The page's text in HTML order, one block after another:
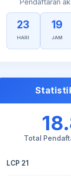
Pendaftaran
23
HARI
19
JAM
Total
LCP 21